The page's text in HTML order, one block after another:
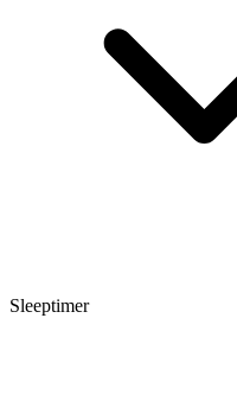
Sleeptimer